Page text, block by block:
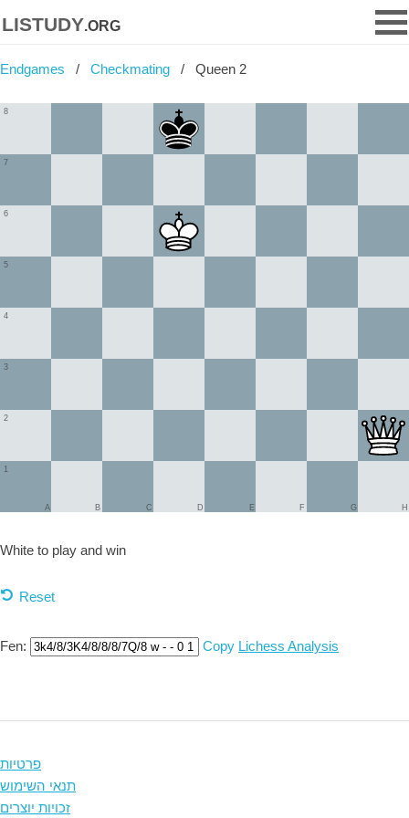
listudy.org
Endgames Checkmating Queen 2
1
2
3
4
5
6
7
8
A B C D E F G H
White to play and win
Reset
Fen: Copy Lichess Analysis
פרטיות
תנאי השימוש
זכויות יוצרים